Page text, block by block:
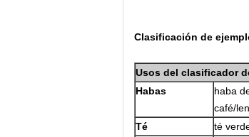
Clasificación de
Usos del clasificador
Habas
haba
café/
Té
té